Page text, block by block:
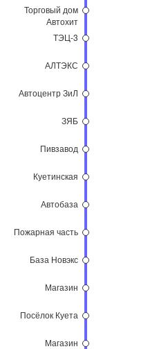
Торговый дом
Автохит
ТЭЦ-3
АЛТЭКС
Автоцентр ЗиЛ
ЗЯБ
Пивзавод
Куетинская
Автобаза
Пожарная часть
База Новэкс
Магазин
Посёлок Куета
Магазин